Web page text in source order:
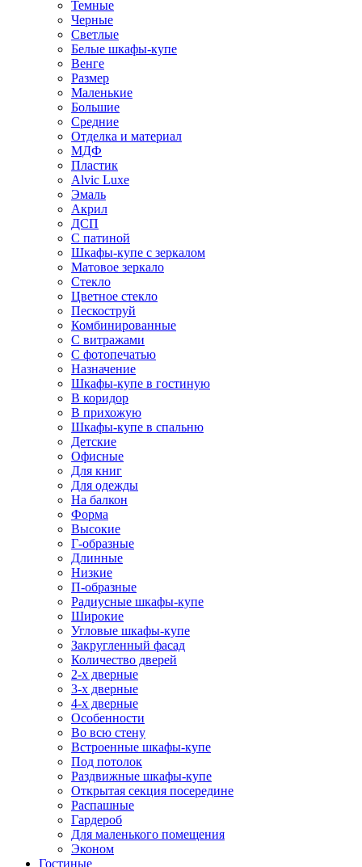
Темные
Черные
Светлые
Белые шкафы-купе
Венге
Размер
Маленькие
Большие
Средние
Отделка и материал
МДФ
Пластик
Alvic Luxe
Эмаль
Акрил
ДСП
С патиной
Шкафы-купе с зеркалом
Матовое зеркало
Стекло
Цветное стекло
Пескоструй
Комбинированные
С витражами
С фотопечатью
Назначение
Шкафы-купе в гостиную
В коридор
В прихожую
Шкафы-купе в спальню
Детские
Офисные
Для книг
Для одежды
На балкон
Форма
Высокие
Г-образные
Длинные
Низкие
П-образные
Радиусные шкафы-купе
Широкие
Угловые шкафы-купе
Закругленный фасад
Количество дверей
2-х дверные
3-х дверные
4-х дверные
Особенности
Во всю стену
Встроенные шкафы-купе
Под потолок
Раздвижные шкафы-купе
Открытая секция посередине
Распашные
Гардероб
Для маленького помещения
Эконом
Гостиные